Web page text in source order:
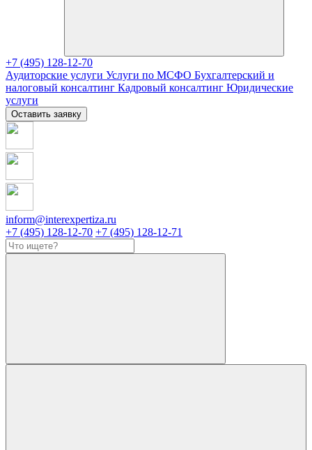
+7 (495) 128-12-70
Аудиторские услуги Услуги по МСФО Бухгалтерский и
налоговый консалтинг Кадровый консалтинг Юридические
услуги
Оставить заявку
inform@interexpertiza.ru
+7 (495) 128-12-70 +7 (495) 128-12-71